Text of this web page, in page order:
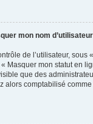
mon nom
de l’utilisateur, sous
Masquer mon statut en
que des
alors comptabilisé